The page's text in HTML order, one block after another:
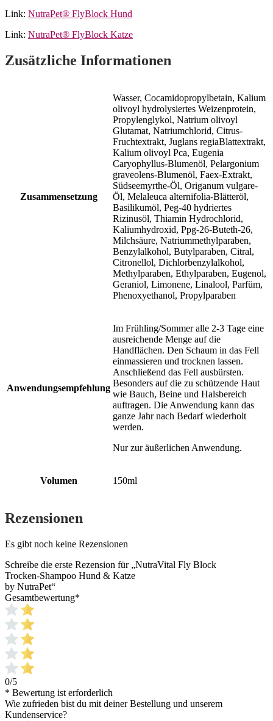
Link: NutraPet® FlyBlock Hund
Link: NutraPet® FlyBlock Katze
Zusätzliche Informationen
Zusammensetzung
Wasser, Cocamidopropylbetain, Kalium
olivoyl hydrolysiertes Weizenprotein,
Propylenglykol, Natrium olivoyl
Glutamat, Natriumchlorid, Citrus-
Fruchtextrakt, Juglans regiaBlattextrakt,
Kalium olivoyl Pca, Eugenia
Caryophyllus-Blumenöl, Pelargonium
graveolens-Blumenöl, Faex-Extrakt,
Südseemyrthe-Öl, Origanum vulgare-
Öl, Melaleuca alternifolia-Blätteröl,
Basilikumöl, Peg-40 hydriertes
Rizinusöl, Thiamin Hydrochlorid,
Kaliumhydroxid, Ppg-26-Buteth-26,
Milchsäure, Natriummethylparaben,
Benzylalkohol, Butylparaben, Citral,
Citronellol, Dichlorbenzylalkohol,
Methylparaben, Ethylparaben, Eugenol,
Geraniol, Limonene, Linalool, Parfüm,
Phenoxyethanol, Propylparaben
Anwendungsempfehlung
Im Frühling/Sommer alle 2-3 Tage eine
ausreichende Menge auf die
Handflächen. Den Schaum in das Fell
einmassieren und trocknen lassen.
Anschließend das Fell ausbürsten.
Besonders auf die zu schützende Haut
wie Bauch, Beine und Halsbereich
auftragen. Die Anwendung kann das
ganze Jahr nach Bedarf wiederholt
werden.
Nur zur äußerlichen Anwendung.
Volumen 150ml
Rezensionen
Es gibt noch keine Rezensionen
Schreibe die erste Rezension für „NutraVital Fly Block
Trocken-Shampoo Hund & Katze
by NutraPet“
Gesamtbewertung*
0/5
* Bewertung ist erforderlich
Wie zufrieden bist du mit deiner Bestellung und unserem
Kundenservice?